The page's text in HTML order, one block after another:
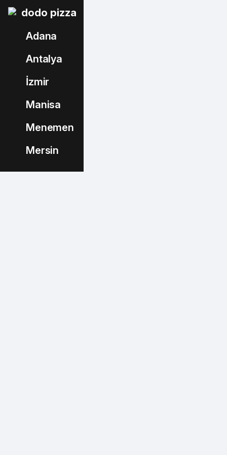
dodo pizza
Adana
Antalya
İzmir
Manisa
Menemen
Mersin